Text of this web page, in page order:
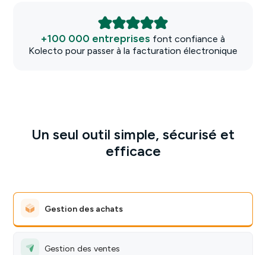
+100 000 entreprises font confiance à
Kolecto pour passer à la facturation électronique
Un seul outil simple, sécurisé et
efficace
Gestion des achats
Gestion des ventes